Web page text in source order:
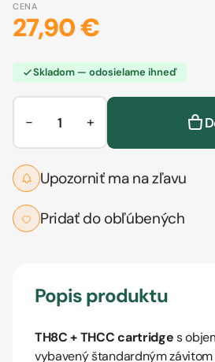
CENA
27,90 €
Skladom — odosielame ihneď
− +
Upozorniť ma na zľavu
Pridať do obľúbených
Popis produktu
TH8C + THCC cartridges
vybavený štandardným závitom